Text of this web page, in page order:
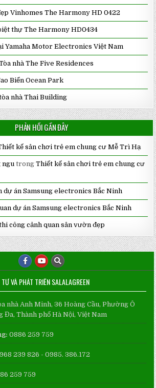
Vinhomes The Harmony HD 0422
thự The Harmony HD0434
Yamaha Motor Electronics Việt Nam
nhà The Five Residences
Biển Ocean Park
nhà Thai Building
PHẢN HỒI GẦN ĐÂY
kế sân chơi trẻ em chung cư Mễ Trì Hạ
ngu trongThiết kế sân chơi trẻ em chung cư
dự án Samsung electronics Bắc Ninh
dự án Samsung electronics Bắc Ninh
công cảnh quan sân vườn đẹp
VÀ PHÁT TRIỂN SALALAGREEN
nhà Anh Minh, 36 Hoàng Cầu, Phường Ô
Đa, Thành phố Hà Nội, Việt Nam
0886 259 759
239 826 - 0985. 386.172
259 759